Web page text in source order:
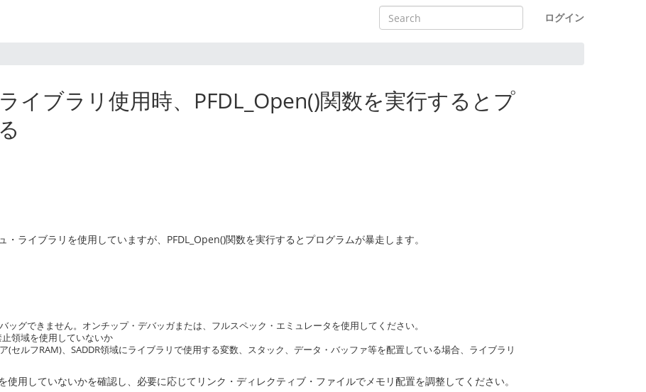
ログイン
イブラリ使用時、PFDL_Open()関数を実行するとプ
ライブラリを使用していますが、PFDL_Open()関数を実行するとプログラムが暴走します。
ッグできません。オンチップ・デバッガまたは、フルスペック・エミュレータを使用してください。
領域を使用していないか
(セルフRAM)、SADDR領域にライブラリで使用する変数、スタック、データ・バッファ等を配置している場合、ライブラリ
用していないかを確認し、必要に応じてリンク・ディレクティブ・ファイルでメモリ配置を調整してください。